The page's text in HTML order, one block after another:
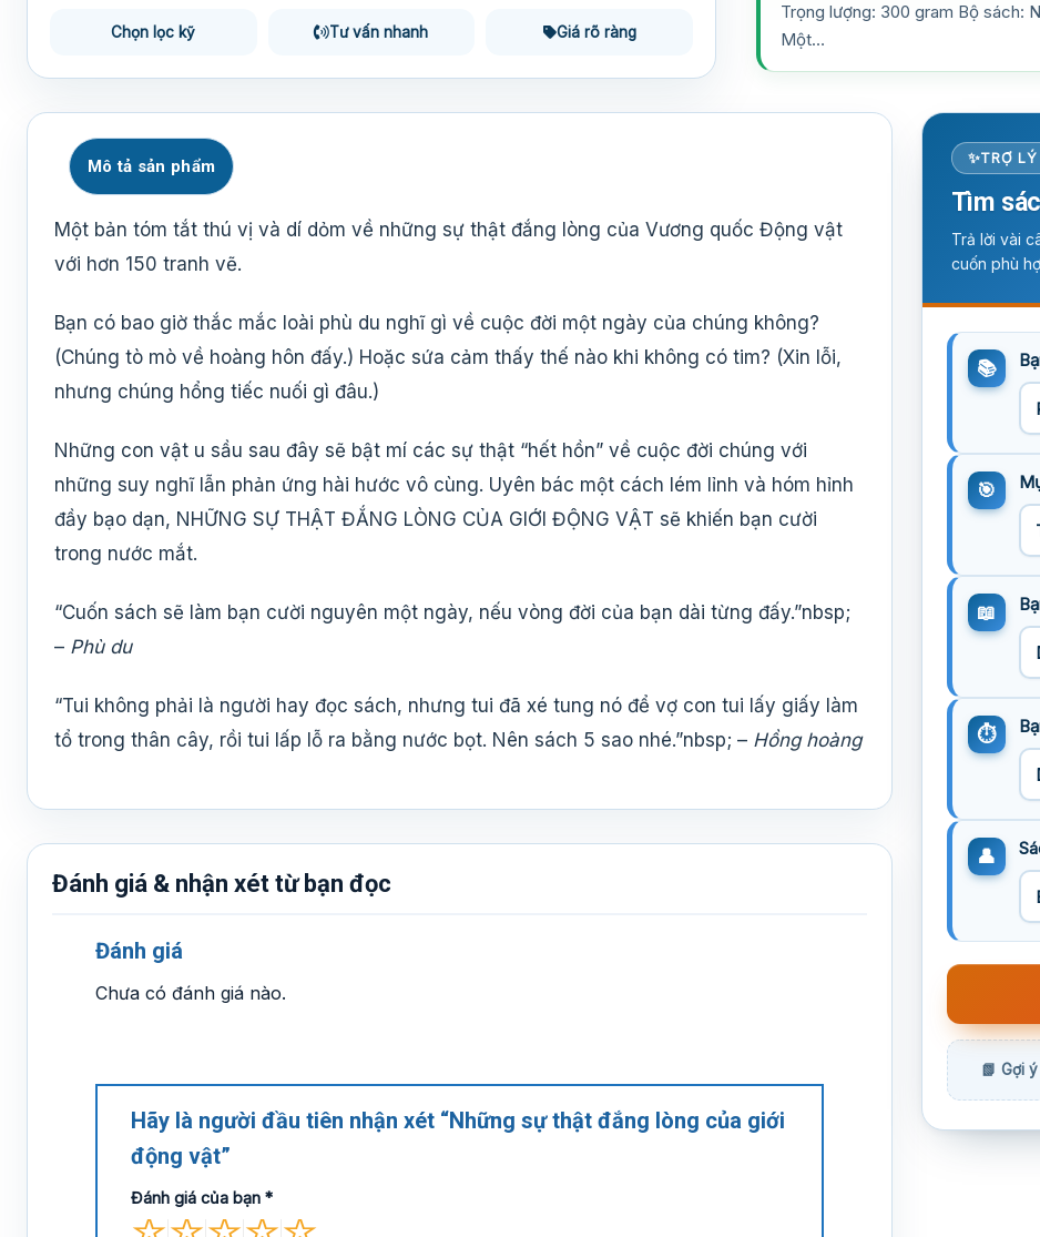
Chọn lọc kỹ Tư vấn nhanh Giá rõ ràng
Trọng lượng: 300 gram Bộ sách:
Một…
Mô tả sản phẩm
Một bản tóm tắt thú vị và dí dỏm về những sự thật đắng lòng của Vương quốc Động vật
với hơn 150 tranh vẽ.
Bạn có bao giờ thắc mắc loài phù du nghĩ gì về cuộc đời một ngày của chúng không?
(Chúng tò mò về hoàng hôn đấy.) Hoặc sứa cảm thấy thế nào khi không có tim? (Xin lỗi,
nhưng chúng hổng tiếc nuối gì đâu.)
Những con vật u sầu sau đây sẽ bật mí các sự thật “hết hồn” về cuộc đời chúng với
những suy nghĩ lẫn phản ứng hài hước vô cùng. Uyên bác một cách lém lỉnh và hóm hỉnh
đầy bạo dạn, NHỮNG SỰ THẬT ĐẮNG LÒNG CỦA GIỚI ĐỘNG VẬT sẽ khiến bạn cười
trong nước mắt.
“Cuốn sách sẽ làm bạn cười nguyên một ngày, nếu vòng đời của bạn dài từng đấy.”nbsp;
– Phù du
“Tui không phải là người hay đọc sách, nhưng tui đã xé tung nó để vợ con tui lấy giấy làm
tổ trong thân cây, rồi tui lấp lỗ ra bằng nước bọt. Nên sách 5 sao nhé.”nbsp; – Hồng hoàng
Đánh giá & nhận xét từ bạn đọc
Đánh giá
Chưa có đánh giá nào.
Hãy là người đầu tiên nhận xét “Những sự thật đắng lòng của giới
động vật”
Đánh giá của bạn *
TRỢ
Tìm
Trả lời vài
cuốn phù